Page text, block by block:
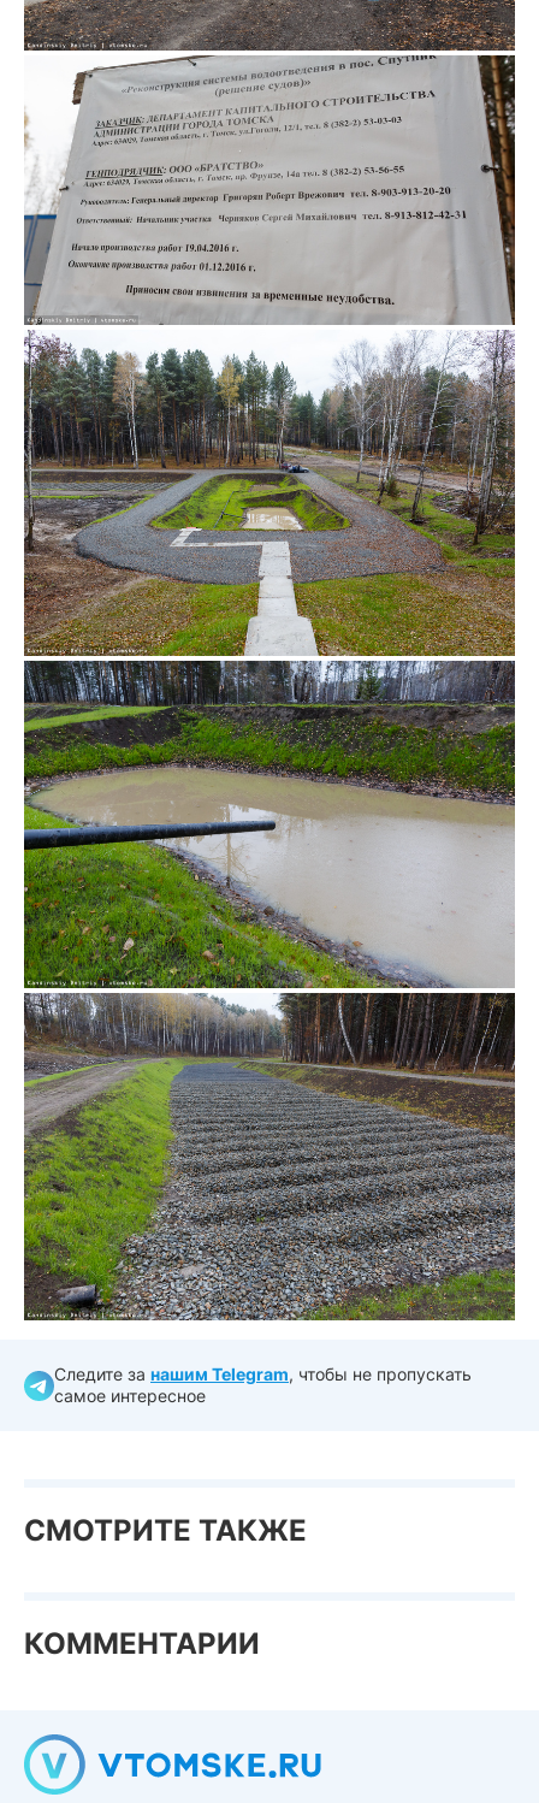
Следите за нашим Telegram, чтобы не пропускать
самое интересное
СМОТРИТЕ ТАКЖЕ
КОММЕНТАРИИ